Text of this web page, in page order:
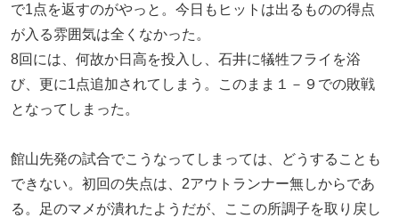
で1点を返すのがやっと。今日もヒットは出るものの得点
が入る雰囲気は全くなかった。
8回には、何故か日高を投入し、石井に犠牲フライを浴
び、更に1点追加されてしまう。このまま１－９での敗戦
となってしまった。
館山先発の試合でこうなってしまっては、どうすることも
できない。初回の失点は、2アウトランナー無しからであ
る。足のマメが潰れたようだが、ここの所調子を取り戻し